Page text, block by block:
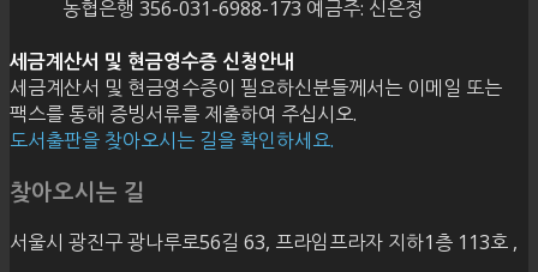
농협은행 356-031-6988-173 예금주: 신은정
세금계산서 및 현금영수증 신청안내
세금계산서 및 현금영수증이 필요하신분들께서는 이메일 또는
팩스를 통해 증빙서류를 제출하여 주십시오.
도서출판을 찾아오시는 길을 확인하세요.
찾아오시는 길
서울시 광진구 광나루로56길 63, 프라임프라자 지하1층 113호 ,